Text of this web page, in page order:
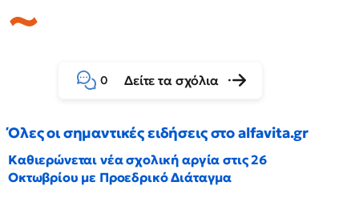
0 Δείτε τα σχόλια
Όλες οι σημαντικές ειδήσεις στο alfavita.gr
Καθιερώνεται νέα σχολική αργία στις 26
Οκτωβρίου με Προεδρικό Διάταγμα